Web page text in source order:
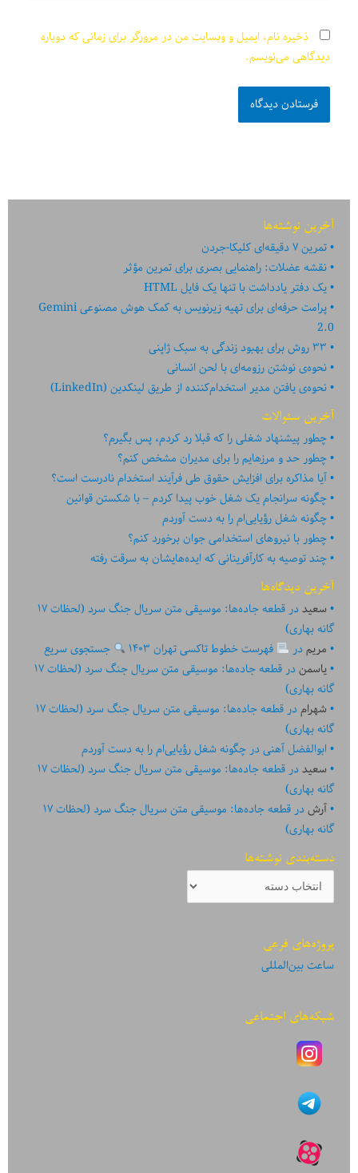
ذخیره نام، ایمیل و وبسایت من در مرورگر برای زمانی که دوباره
دیدگاهی می‌نویسم.
آخرین نوشته‌ها
تمرین ۷ دقیقه‌ای کلیکا-جردن
نقشه عضلات: راهنمایی بصری برای تمرین مؤثر
یک دفتر یادداشت با تنها یک فایل HTML
پرامت حرفه‌ای برای تهیه زیرنویس به کمک هوش مصنوعی Gemini
2.0
۳۳ روش برای بهبود زندگی به سبک ژاپنی
نحوه‌ی نوشتن رزومه‌ای با لحن انسانی
نحوه‌ی یافتن مدیر استخدام‌کننده از طریق لینکدین (LinkedIn)
آخرین سئوالات
چطور پیشنهاد شغلی را که قبلا رد کردم، پس بگیرم؟
چطور حد و مرزهایم را برای مدیران مشخص کنم؟
آیا مذاکره برای افزایش حقوق طی فرآیند استخدام نادرست است؟
چگونه سرانجام یک شغل خوب پیدا کردم – با شکستن قوانین
چگونه شغل رؤیایی‌ام را به دست آوردم
چطور با نیروهای استخدامی جوان برخورد کنم؟
چند توصیه به کارآفرینانی که ایده‏‏‌‏‏‌هایشان به سرقت رفته
آخرین دیدگاه‌ها
سعیددر
قطعه جاده‌ها: موسیقی متن سریال جنگ سرد (لحظات ۱۷
گانه بهاری)
مریمدر فهرست خطوط تاکسی تهران ۱۴۰۳
جستجوی سریع
یاسمندر
قطعه جاده‌ها: موسیقی متن سریال جنگ سرد (لحظات ۱۷
گانه بهاری)
شهرامدر
قطعه جاده‌ها: موسیقی متن سریال جنگ سرد (لحظات ۱۷
گانه بهاری)
ابوالفضل آهنیدرچگونه شغل رؤیایی‌ام را به دست آوردم
سعیددر
قطعه جاده‌ها: موسیقی متن سریال جنگ سرد (لحظات ۱۷
گانه بهاری)
آرشدر
قطعه جاده‌ها: موسیقی متن سریال جنگ سرد (لحظات ۱۷
گانه بهاری)
دسته‌بندی نوشته‌ها
دسته‌بندی
نوشته‌ها
پروژه‌های فرعی
ساعت بین‌المللی
شبکه‌های اجتماعی